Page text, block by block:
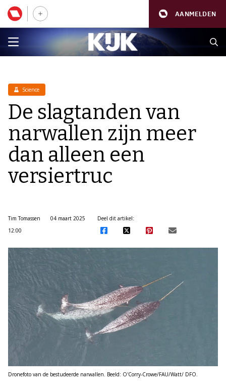
AANMELDEN
Science
De slagtanden van
narwallen zijn meer
dan alleen een
versiertruc
Tim Tomassen
04 maart 2025
12:00
Deel dit artikel:
Dronefoto van de bestudeerde narwallen. Beeld: O'Corry-Crowe/FAU/Watt/ DFO.